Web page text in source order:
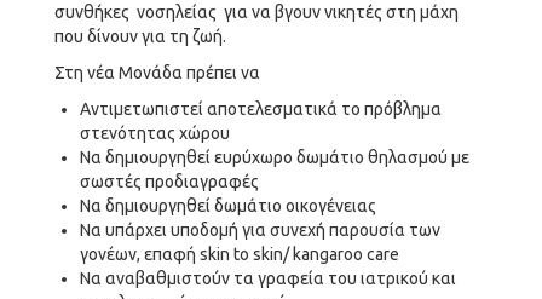
συνθήκες νοσηλείας για να βγουν νικητές στη μάχη
που δίνουν για τη ζωή.
Στη νέα Μονάδα πρέπει να
Αντιμετωπιστεί αποτελεσματικά το πρόβλημα
στενότητας χώρου
Να δημιουργηθεί ευρύχωρο δωμάτιο θηλασμού με
σωστές προδιαγραφές
Να δημιουργηθεί δωμάτιο οικογένειας
Να υπάρχει υποδομή για συνεχή παρουσία των
γονέων, επαφή skin to skin/ kangaroo care
Να αναβαθμιστούν τα γραφεία του ιατρικού και